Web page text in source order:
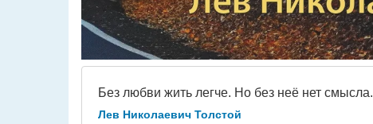
Без любви жить легче. Но без неё нет смысла.
Лев Николаевич Толстой